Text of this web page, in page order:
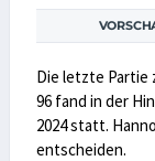
Die letzte Partie
96 fand in der
2024 statt.
entscheiden.